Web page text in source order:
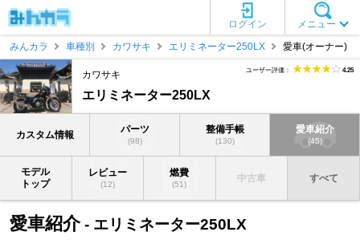
メニュー
ログイン
みんカラ
車種別 カワサキ エリミネーター250LX 愛車(オーナー)
カワサキ
エリミネーター250LX
ユーザー評価： 4.25
カスタム情報 パーツ
(98)
整備手帳
(130)
愛車紹介
(45)
モデル
トップ
レビュー
(12)
燃費
(51)
中古車 すべて
愛車紹介- エリミネーター250LX